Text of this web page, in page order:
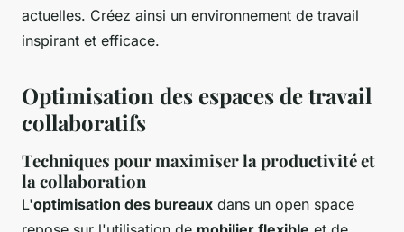
actuelles. Créez ainsi un environnement de travail
inspirant et efficace.
Optimisation des espaces de travail
collaboratifs
Techniques pour maximiser la productivité et
la collaboration
L'optimisation des bureaux dans un open space